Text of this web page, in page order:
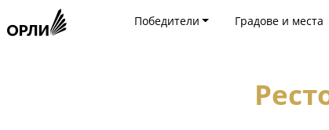
Победители Градове и места